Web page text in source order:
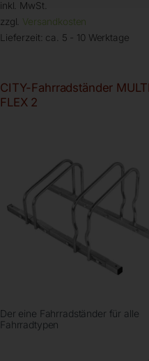
inkl. MwSt.
zzgl. Versandkosten
Lieferzeit: ca. 5 - 10 Werktage
CITY-Fahrradständer
FLEX 2
Der eine Fahrradständer für alle
Fahrradtypen